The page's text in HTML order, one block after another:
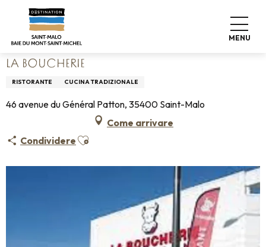
contenu
MENU
Home Vivere come a casa
Ristoranti
LA BOUCHERIE
RISTORANTE CUCINA TRADIZIONALE
46 avenue du Général Patton, 35400 Saint-Malo
Come arrivare
Condividere Ajouter aux favoris